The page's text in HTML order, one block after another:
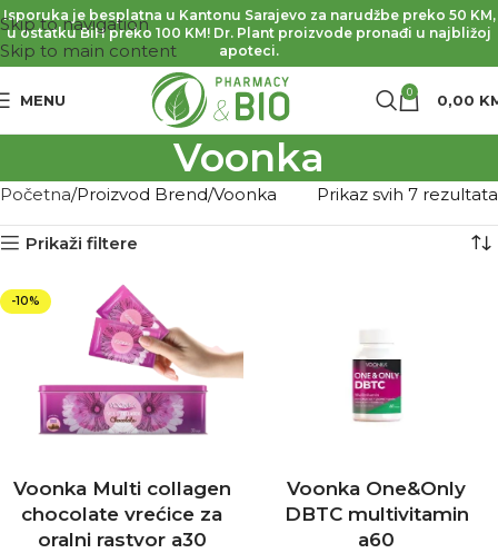
Skip to navigation
Skip to main content
Isporuka je besplatna u Kantonu Sarajevo za narudžbe preko 50 KM,
u ostatku BiH preko 100 KM! Dr. Plant proizvode pronađi u najbližoj
apoteci.
MENU 0 0,00
Voonka
Početna Proizvod Brend Voonka Prikaz svih 7 rezultata
Prikaži filtere
-10%
Voonka Multi collagen
chocolate vrećice za
oralni rastvor a30
Voonka One&Only
DBTC multivitamin
a60